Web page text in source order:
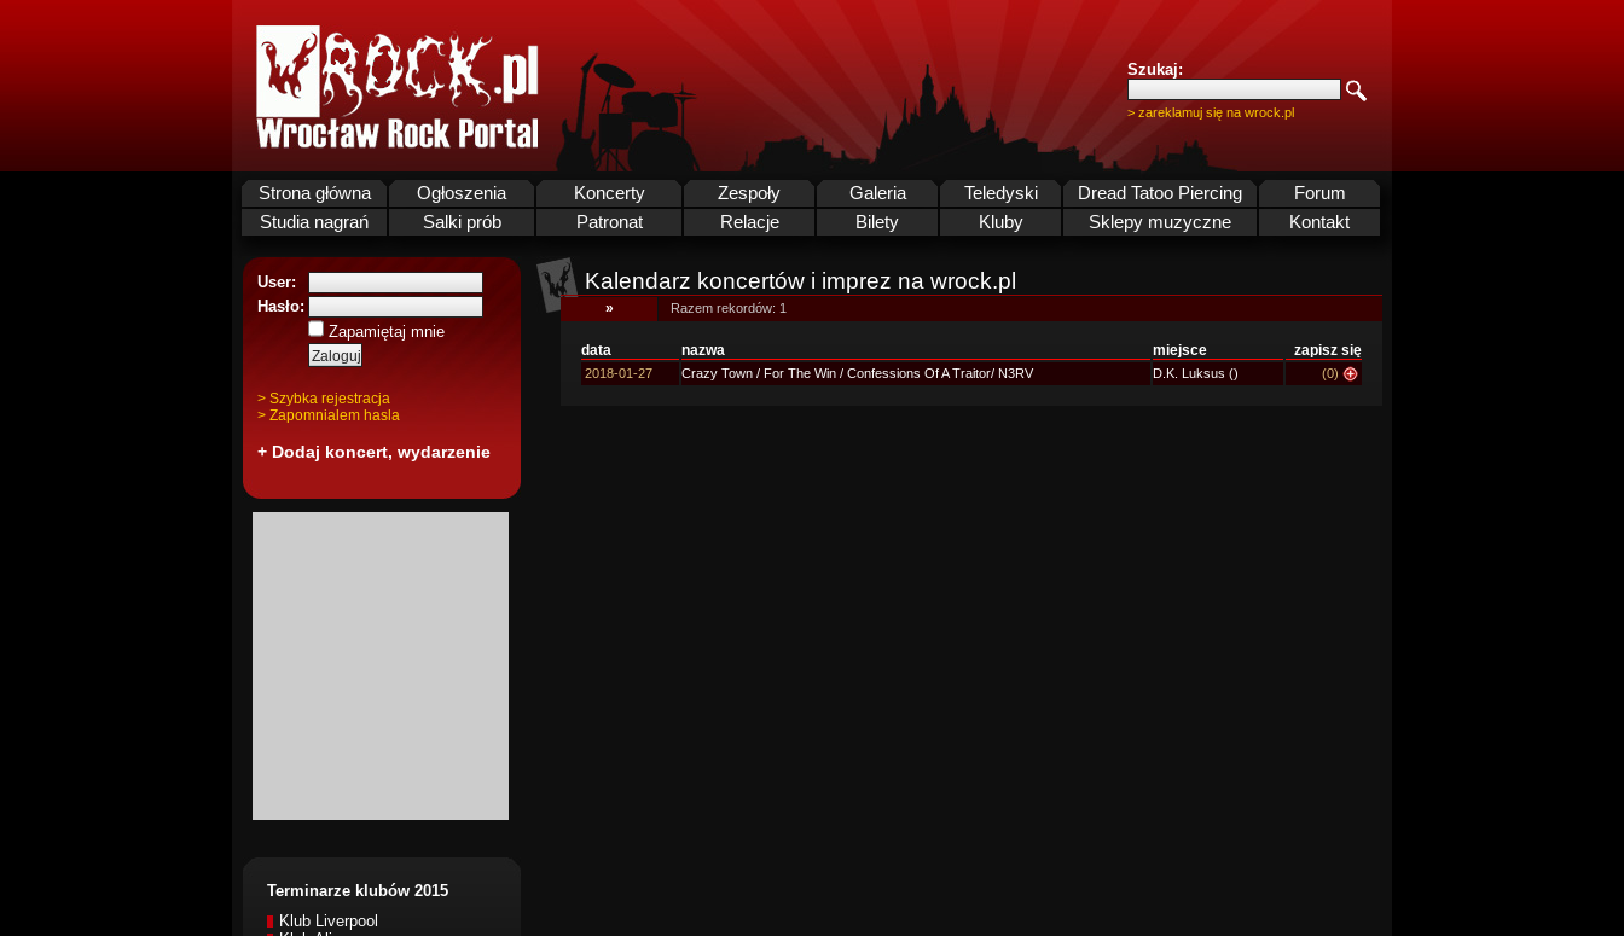
Szukaj:
> zareklamuj się na wrock.pl
Strona główna Ogłoszenia Koncerty Zespoły Galeria Teledyski Dread Tatoo Piercing
Forum
Studia nagrań
Salki prób Patronat Relacje Bilety Kluby Sklepy muzyczne Kontakt
User:
Hasło:
Zapamiętaj mnie
> Szybka rejestracja
> Zapomnialem hasla
+ Dodaj koncert, wydarzenie
Terminarze klubów 2015
Klub Liverpool
Kalendarz koncertów i imprez na wrock.pl
» Razem rekordów: 1
data nazwa miejsce zapisz się
2018-01-27 Crazy Town / For The Win / Confessions Of A Traitor/ N3RV D.K. Luksus () (0)